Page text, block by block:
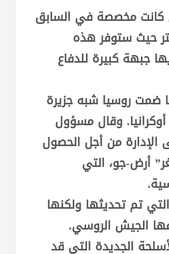
كانت مخصصة في السابق
حيث ستوفر هذه
جبهة كبيرة للدفاع
طائرات في اشتباكات عام 2014 عندما ضمت روسيا شبه جزيرة
وقال مسؤول
الإدارة من أجل الحصول
أرض-جو، التي
تم تحديثها ولكنها
الجيش الروسي.
الجديدة التي قد